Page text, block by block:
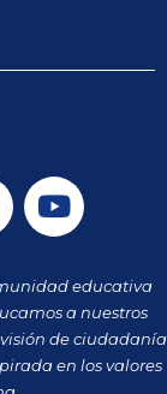
Y
o
t
u
b
e
educativa
a nuestros
de ciudadanía
en los valores